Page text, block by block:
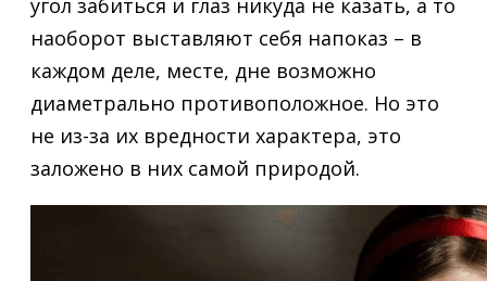
угол забиться и глаз никуда не казать, а то
наоборот выставляют себя напоказ – в
каждом деле, месте, дне возможно
диаметрально противоположное. Но это
не из-за их вредности характера, это
заложено в них самой природой.